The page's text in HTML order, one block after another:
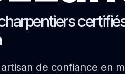
de confiance en